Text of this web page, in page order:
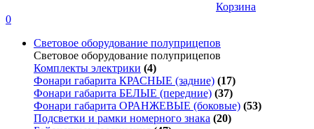
Корзина
0
Световое оборудование полуприцепов
Световое оборудование полуприцепов
Комплекты электрики (4)
Фонари габарита КРАСНЫЕ (задние) (17)
Фонари габарита БЕЛЫЕ (передние) (37)
Фонари габарита ОРАНЖЕВЫЕ (боковые) (53)
Подсветки и рамки номерного знака (20)